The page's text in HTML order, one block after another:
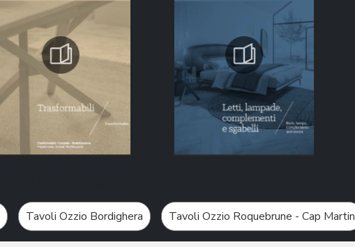
Tavoli Ozzio Bordighera Tavoli Ozzio Roquebrune - Cap Martin